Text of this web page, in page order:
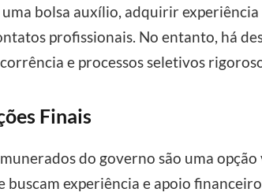
bolsa auxílio, adquirir
profissionais. No entanto, há
e processos seletivos
Finais
do governo são uma
buscam experiência e apoio